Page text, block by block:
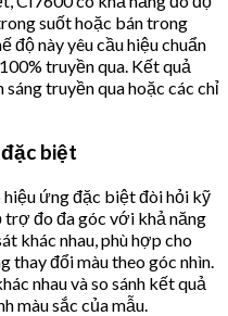
suốt hoặc bán trong
độ này yêu cầu hiệu chuẩn
truyền qua. Kết quả
truyền qua hoặc các chỉ
biệt
ứng đặc biệt đòi hỏi kỹ
đo đa góc với khả năng
khác nhau, phù hợp cho
thay đổi màu theo góc nhìn.
nhau và so sánh kết quả
màu sắc của mẫu.